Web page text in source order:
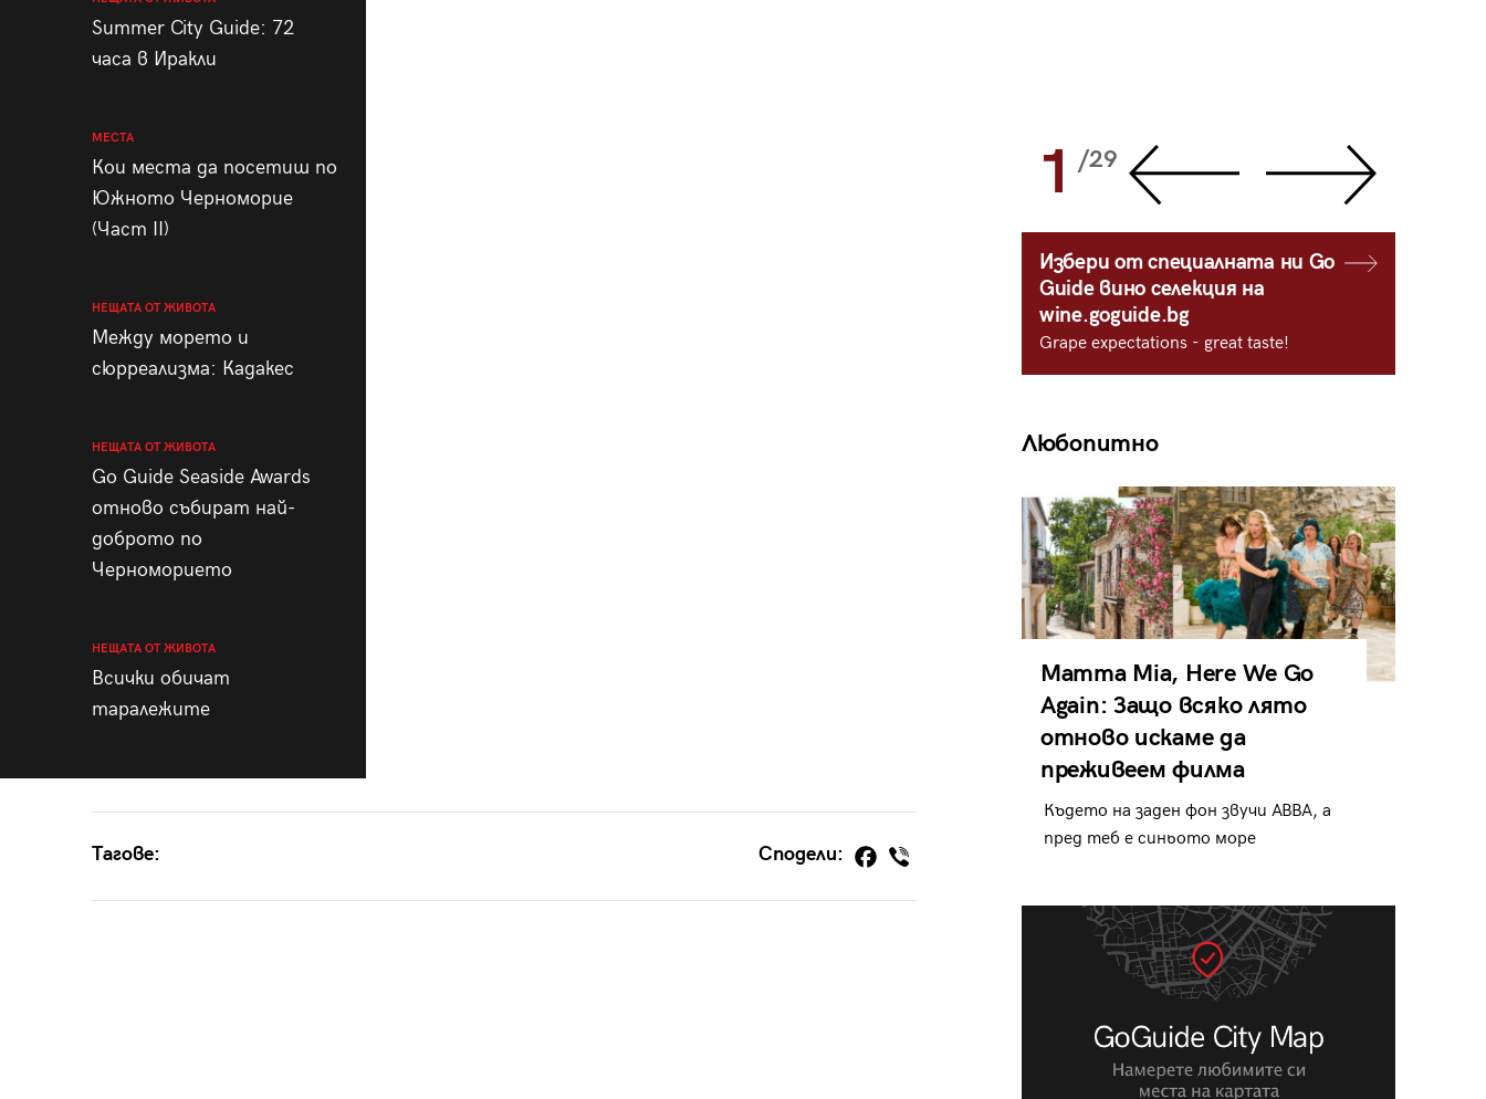
Summer City Guide: 72
часа в Иракли
МЕСТА
Кои места да посетиш по
Южното Черноморие
(Част II)
НЕЩАТА ОТ ЖИВОТА
Между морето и
сюрреализма: Кадакес
НЕЩАТА ОТ ЖИВОТА
Go Guide Seaside Awards
отново събират най-
доброто по
Черноморието
НЕЩАТА ОТ ЖИВОТА
Всички обичат
таралежите
Тагове: Сподели:
28/29 1 /29
Избери от специалната ни Go
Guide вино селекция на
wine.goguide.bg
Grape expectations - great taste!
Любопитно
Mamma Mia, Here We Go
Again: Защо всяко лято
отново искаме да
преживеем филма
Където на заден фон звучи ABBA, а
пред теб е синьото море